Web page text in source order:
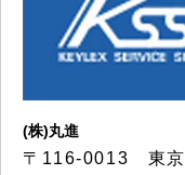
(株)丸進
〒116-0013 東京